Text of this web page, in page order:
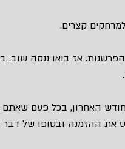
קצרים.
אז בואו ננסה
האחרון, בכל פעם שאתם
את ההזמנה ובסופו של